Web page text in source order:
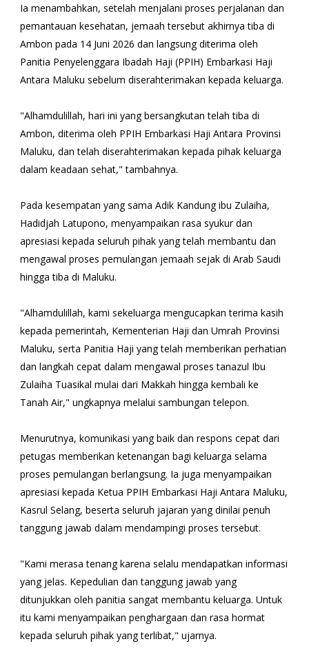
Ia menambahkan, setelah menjalani proses perjalanan dan
pemantauan kesehatan, jemaah tersebut akhirnya tiba di
Ambon pada 14 Juni 2026 dan langsung diterima oleh
Panitia Penyelenggara Ibadah Haji (PPIH) Embarkasi Haji
Antara Maluku sebelum diserahterimakan kepada keluarga.
"Alhamdulillah, hari ini yang bersangkutan telah tiba di
Ambon, diterima oleh PPIH Embarkasi Haji Antara Provinsi
Maluku, dan telah diserahterimakan kepada pihak keluarga
dalam keadaan sehat," tambahnya.
Pada kesempatan yang sama Adik Kandung ibu Zulaiha,
Hadidjah Latupono, menyampaikan rasa syukur dan
apresiasi kepada seluruh pihak yang telah membantu dan
mengawal proses pemulangan jemaah sejak di Arab Saudi
hingga tiba di Maluku.
"Alhamdulillah, kami sekeluarga mengucapkan terima kasih
kepada pemerintah, Kementerian Haji dan Umrah Provinsi
Maluku, serta Panitia Haji yang telah memberikan perhatian
dan langkah cepat dalam mengawal proses tanazul Ibu
Zulaiha Tuasikal mulai dari Makkah hingga kembali ke
Tanah Air," ungkapnya melalui sambungan telepon.
Menurutnya, komunikasi yang baik dan respons cepat dari
petugas memberikan ketenangan bagi keluarga selama
proses pemulangan berlangsung. Ia juga menyampaikan
apresiasi kepada Ketua PPIH Embarkasi Haji Antara Maluku,
Kasrul Selang, beserta seluruh jajaran yang dinilai penuh
tanggung jawab dalam mendampingi proses tersebut.
"Kami merasa tenang karena selalu mendapatkan informasi
yang jelas. Kepedulian dan tanggung jawab yang
ditunjukkan oleh panitia sangat membantu keluarga. Untuk
itu kami menyampaikan penghargaan dan rasa hormat
kepada seluruh pihak yang terlibat," ujarnya.